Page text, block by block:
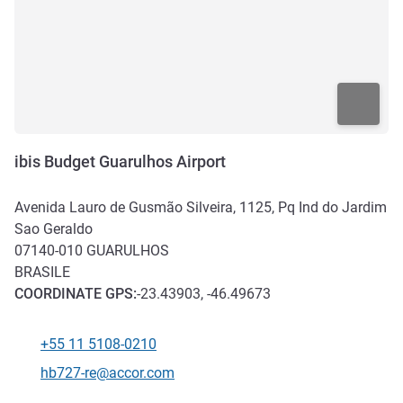
ibis Budget Guarulhos Airport
Avenida Lauro de Gusmão Silveira, 1125, Pq Ind do Jardim
Sao Geraldo
07140-010 GUARULHOS
BRASILE
COORDINATE GPS:-23.43903, -46.49673
Telefono
+55 11 5108-0210
E-mail di contatto
hb727-re@accor.com